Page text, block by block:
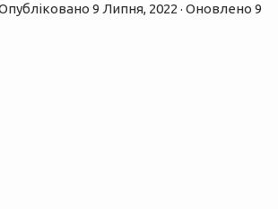
Опубліковано 9 Липня, 2022 · Оновлено 9